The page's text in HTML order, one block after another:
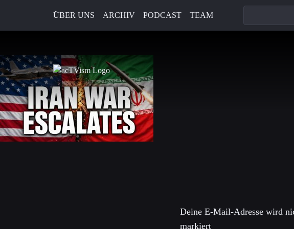
ÜBER UNS ARCHIV PODCAST TEAM
5. Mai 2026
Deine E-Mail-Adresse wird
markiert